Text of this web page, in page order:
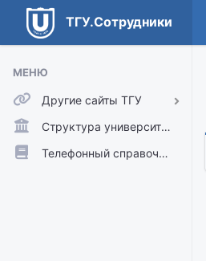
ТГУ.Сотрудники
МЕНЮ
Другие сайты ТГУ
ТГУ.Аккаунты
ТГУ.Расписание
Структура университета
Телефонный справочник